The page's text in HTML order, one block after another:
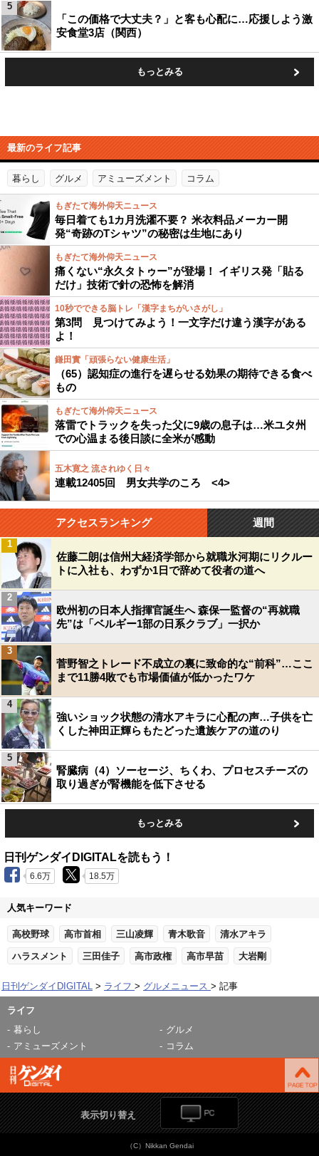
「この価格で大丈夫？」と客も心配に…応援しよう激
安食堂3店（関西）
5
もっとみる
最新のライフ記事
暮らし グルメ アミューズメント コラム
もぎたて海外仰天ニュース
毎日着ても1カ月洗濯不要？ 米衣料品メーカー開
発“奇跡のTシャツ”の秘密は生地にあり
もぎたて海外仰天ニュース
痛くない“永久タトゥー”が登場！ イギリス発「貼る
だけ」技術で針の恐怖を解消
10秒でできる脳トレ「漢字まちがいさがし」
第3問 見つけてみよう！一文字だけ違う漢字がある
よ！
鎌田實「頑張らない健康生活」
（65）認知症の進行を遅らせる効果の期待できる食べ
もの
もぎたて海外仰天ニュース
落雷でトラックを失った父に9歳の息子は…米ユタ州
での心温まる後日談に全米が感動
五木寛之 流されゆく日々
連載12405回 男女共学のころ <4>
アクセスランキング 週間
佐藤二朗は信州大経済学部から就職氷河期にリクルー
トに入社も、わずか1日で辞めて役者の道へ
1
欧州初の日本人指揮官誕生へ 森保一監督の“再就職
先”は「ベルギー1部の日系クラブ」一択か
2
菅野智之トレード不成立の裏に致命的な“前科”…ここ
まで11勝4敗でも市場価値が低かったワケ
3
強いショック状態の清水アキラに心配の声…子供を亡
くした神田正輝らもたどった遺族ケアの道のり
4
腎臓病（4）ソーセージ、ちくわ、プロセスチーズの
取り過ぎが腎機能を低下させる
5
もっとみる
日刊ゲンダイDIGITALを読もう！
6.6万 18.5万
人気キーワード
高校野球 高市首相 三山凌輝 青木歌音 清水アキラ
ハラスメント 三田佳子 高市政権 高市早苗 大岩剛
日刊ゲンダイDIGITAL ライフ グルメニュース 記事
ライフ
暮らし
グルメ
アミューズメント
コラム
表示切り替え
（C）Nikkan Gendai